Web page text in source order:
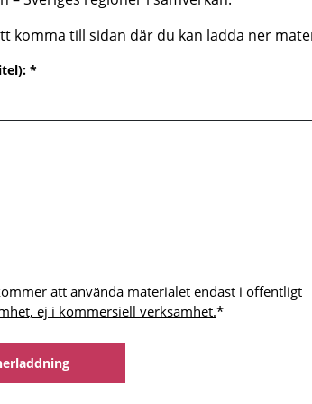
komma till sidan där du kan ladda ner
*
att använda materialet endast i offentligt
ej i kommersiell verksamhet.*